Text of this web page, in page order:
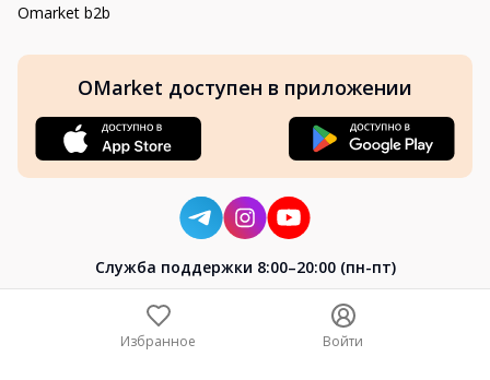
Omarket b2b
OMarket доступен в приложении
Cлужба поддержки 8:00–20:00 (пн-пт)
Избранное Войти